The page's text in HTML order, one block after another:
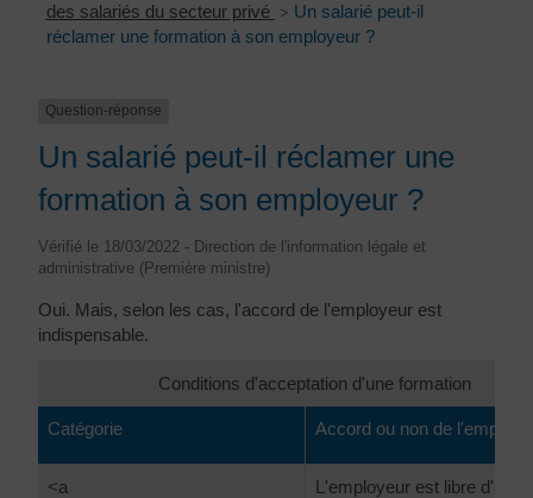
des salariés du secteur privé
> Un salarié peut-il
réclamer une formation à son employeur ?
Question-réponse
Un salarié peut-il réclamer une
formation à son employeur ?
Vérifié le 18/03/2022 - Direction de l'information légale et
administrative (Première ministre)
Oui. Mais, selon les cas, l'accord de l'employeur est
indispensable.
Conditions d'acceptation d'une formation
Catégorie Accord ou non de
<a
L'employeur est libre